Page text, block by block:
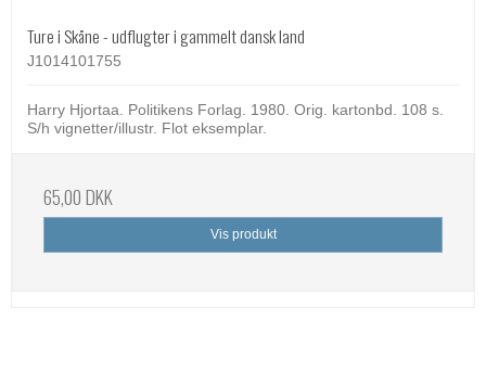
Ture i Skåne - udflugter i gammelt dansk land
J1014101755
Harry Hjortaa. Politikens Forlag. 1980. Orig. kartonbd. 108 s.
S/h vignetter/illustr. Flot eksemplar.
65,00 DKK
Vis produkt